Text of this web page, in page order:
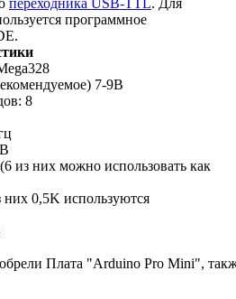
переходника USB-TTL. Для
программное
7-9В
8
из них можно использовать как
0,5K используются
Плата "Arduino Pro Mini",